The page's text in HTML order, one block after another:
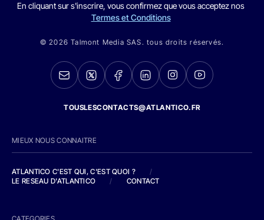
En cliquant sur s'inscrire, vous confirmez que vous acceptez nos
Termes et Conditions
© 2026 Talmont Media SAS. tous droits réservés.
TOUSLESCONTACTS@ATLANTICO.FR
MIEUX NOUS CONNAITRE
ATLANTICO C'EST QUI, C'EST QUOI ?
/
LE RESEAU D'ATLANTICO
/ CONTACT